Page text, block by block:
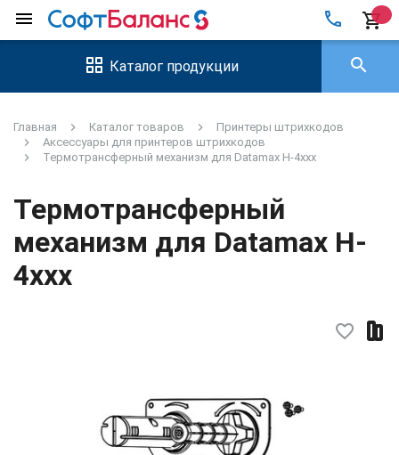
menu local_phone shopping_cart
Каталог продукции search
Главная Каталог товаров
Принтеры штрихкодов
Аксессуары для принтеров штрихкодов
Термотрансферный механизм для Datamax H-4xxx
Термотрансферный
механизм для Datamax H-
4xxx
favorite_border